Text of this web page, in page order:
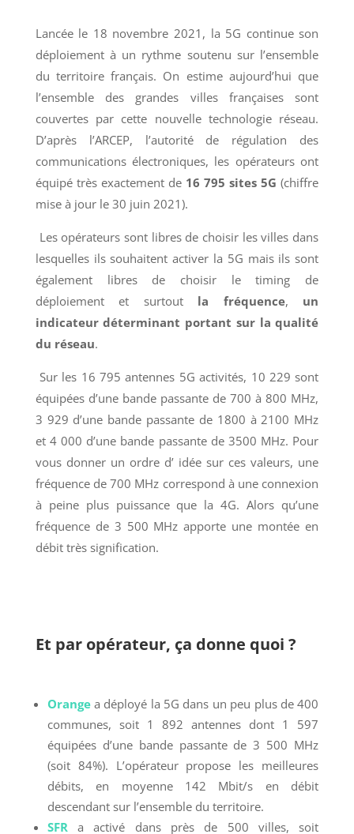
Lancée le 18 novembre 2021, la 5G continue son
déploiement à un rythme soutenu sur l’ensemble
du territoire français. On estime aujourd’hui que
l’ensemble des grandes villes françaises sont
couvertes par cette nouvelle technologie réseau.
D’après l’ARCEP, l’autorité de régulation des
communications électroniques, les opérateurs ont
équipé très exactement de 16 795 sites 5G(chiffre
mise à jour le 30 juin 2021).
Les opérateurs sont libres de choisir les villes dans
lesquelles ils souhaitent activer la 5G mais ils sont
également libres de choisir le timing de
déploiement et surtout la fréquence, un
indicateur déterminant portant sur la qualité
du réseau.
Sur les 16 795 antennes 5G activités, 10 229 sont
équipées d’une bande passante de 700 à 800 MHz,
3 929 d’une bande passante de 1800 à 2100 MHz
et 4 000 d’une bande passante de 3500 MHz. Pour
vous donner un ordre d’ idée sur ces valeurs, une
fréquence de 700 MHz correspond à une connexion
à peine plus puissance que la 4G. Alors qu’une
fréquence de 3 500 MHz apporte une montée en
débit très signification.
Et par opérateur, ça donne quoi ?
Orangea déployé la 5G dans un peu plus de 400
communes, soit 1 892 antennes dont 1 597
équipées d’une bande passante de 3 500 MHz
(soit 84%). L’opérateur propose les meilleures
débits, en moyenne 142 Mbit/s en débit
descendant sur l’ensemble du territoire.
SFR a activé dans près de 500 villes, soit